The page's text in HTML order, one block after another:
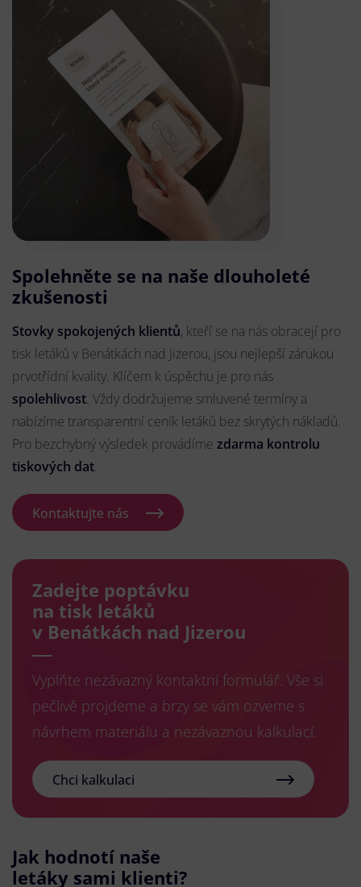
Spolehněte se na naše dlouholeté
zkušenosti
Stovky spokojených klientů, kteří se na nás obracejí pro
tisk letáků v Benátkách nad Jizerou, jsou nejlepší zárukou
prvotřídní kvality. Klíčem k úspěchu je pro nás
spolehlivost. Vždy dodržujeme smluvené termíny a
nabízíme transparentní ceník letáků bez skrytých nákladů.
Pro bezchybný výsledek provádíme zdarma kontrolu
tiskových dat.
Kontaktujte nás
Zadejte poptávku
na tisk letáků
v Benátkách nad Jizerou
Vyplňte nezávazný kontaktní formulář. Vše si
pečlivě projdeme a brzy se vám ozveme s
návrhem materiálu a nezávaznou kalkulací.
Chci kalkulaci
Jak hodnotí naše
letáky sami klienti?